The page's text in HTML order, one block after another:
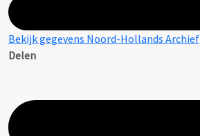
Bekijk gegevens Noord-Hollands Archief
Delen